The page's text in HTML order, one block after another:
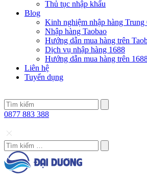
Thủ tục nhập khẩu
Blog
Kinh nghiệm nhập hàng Trung
Nhập hàng Taobao
Hướng dẫn mua hàng trên
Dịch vụ nhập hàng 1688
Hướng dẫn mua hàng trên
Liên hệ
Tuyển dụng
0877 883 388